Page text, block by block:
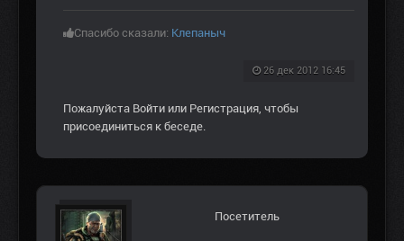
Спасибо сказали: Клепаныч
26 дек 2012 16:45
Пожалуйста Войти или Регистрация , чтобы
присоединиться к беседе.
Посетитель